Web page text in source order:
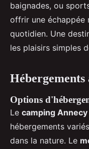
baignades, ou
offrir une échappée
quotidien. Une
les plaisirs simples
Options
Le camping Annecy
hébergements
dans la nature. Le